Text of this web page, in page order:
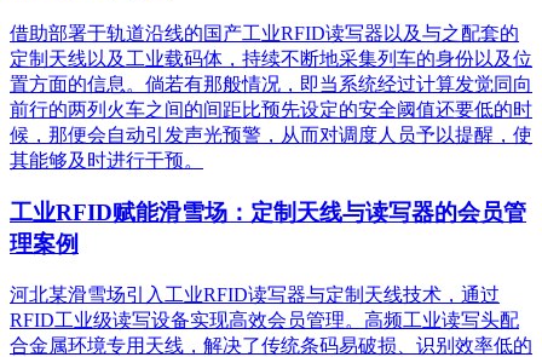
借助部署于轨道沿线的国产工业RFID读写器以及与之配套的
定制天线以及工业载码体，持续不断地采集列车的身份以及位
置方面的信息。倘若有那般情况，即当系统经过计算发觉同向
前行的两列火车之间的间距比预先设定的安全阈值还要低的时
候，那便会自动引发声光预警，从而对调度人员予以提醒，使
其能够及时进行干预。
工业RFID赋能滑雪场：定制天线与读写器的会员管
理案例
河北某滑雪场引入工业RFID读写器与定制天线技术，通过
RFID工业级读写设备实现高效会员管理。高频工业读写头配
合金属环境专用天线，解决了传统条码易破损、识别效率低的